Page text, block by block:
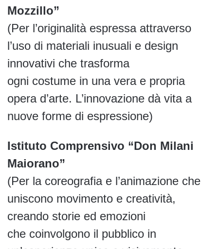
Mozzillo”
(Per l’originalità espressa attraverso
l’uso di materiali inusuali e design
innovativi che trasforma
ogni costume in una vera e propria
opera d’arte. L’innovazione dà vita a
nuove forme di espressione)
Istituto Comprensivo “Don Milani
Maiorano”
(Per la coreografia e l’animazione che
uniscono movimento e creatività,
creando storie ed emozioni
che coinvolgono il pubblico in